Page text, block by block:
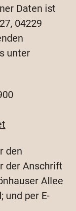
Daten ist
04229
unter
den
der Anschrift
Allee
und per E-